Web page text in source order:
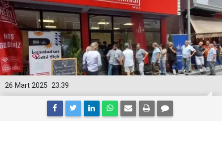
23:39
26 Mart 2025